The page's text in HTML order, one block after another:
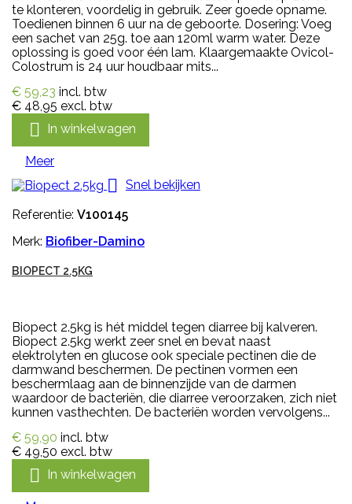
te klonteren, voordelig in gebruik. Zeer goede opname.
Toedienen binnen 6 uur na de geboorte. Dosering: Voeg
een sachet van 25g. toe aan 120ml warm water. Deze
oplossing is goed voor één lam. Klaargemaakte Ovicol-
Colostrum is 24 uur houdbaar mits...
€ 59,23 incl. btw
€ 48,95 excl. btw
 In winkelwagen
Meer
 Snel bekijken
Referentie: V100145
Merk: Biofiber-Damino
BIOPECT 2.5KG
Biopect 2.5kg is hét middel tegen diarree bij kalveren.
Biopect 2.5kg werkt zeer snel en bevat naast
elektrolyten en glucose ook speciale pectinen die de
darmwand beschermen. De pectinen vormen een
beschermlaag aan de binnenzijde van de darmen
waardoor de bacteriën, die diarree veroorzaken, zich niet
kunnen vasthechten. De bacteriën worden vervolgens...
€ 59,90 incl. btw
€ 49,50 excl. btw
 In winkelwagen